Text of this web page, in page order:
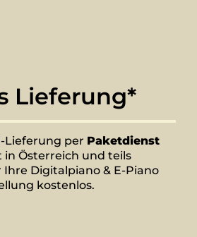
Lieferung*
Lieferung per Paketdienst
in Österreich und teils
Digitalpiano & E-Piano
kostenlos.